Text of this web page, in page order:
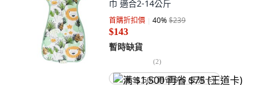
巾 適合2-14公斤
首購折扣價 40%$239
$143
暫時缺貨
(2)
满 $1,500 再省 $75 (王道卡)